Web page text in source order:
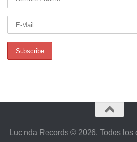
Lucinda Records © 2026. Todos los